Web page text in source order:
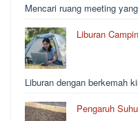
Mencari ruang meeting
Liburan
Liburan dengan berkemah
Pengaruh